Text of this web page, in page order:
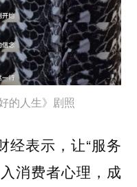
的人生》剧照
经表示，让“服务
消费者心理，成